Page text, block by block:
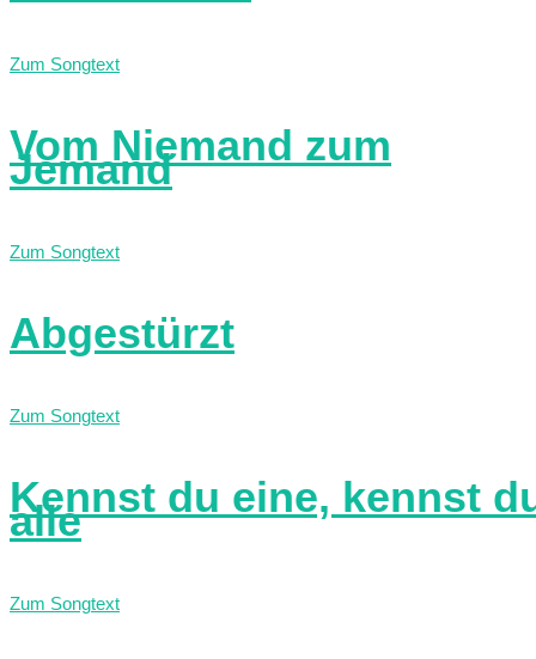
Zum Songtext
Vom Niemand zum
Jemand
Zum Songtext
Abgestürzt
Zum Songtext
Kennst du eine, kennst
alle
Zum Songtext